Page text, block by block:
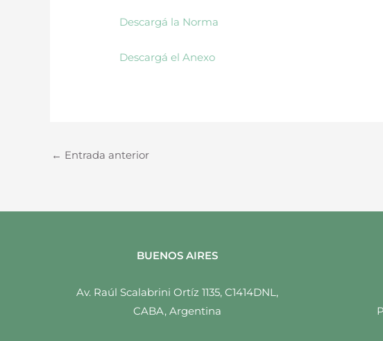
Descargá la Norma
Descargá el Anexo
← Entrada anterior
BUENOS AIRES
Av. Raúl Scalabrini Ortíz 1135, C1414DNL,
CABA, Argentina